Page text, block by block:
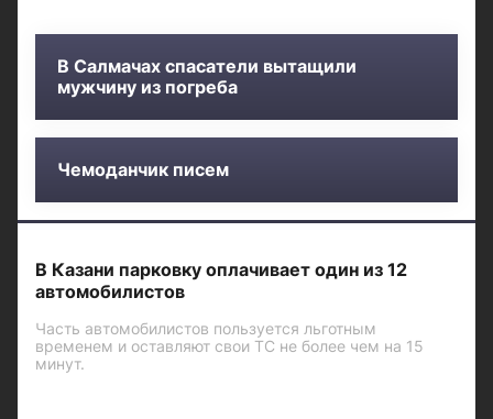
В Салмачах спасатели вытащили
мужчину из погреба
Чемоданчик писем
В Казани парковку оплачивает один из 12
автомобилистов
Часть автомобилистов пользуется льготным
временем и оставляют свои ТС не более чем на 15
минут.